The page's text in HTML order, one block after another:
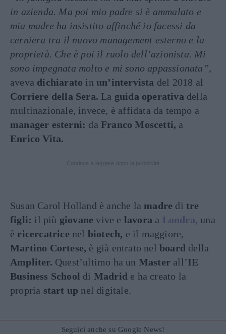
in azienda. Ma poi mio padre si è ammalato e
mia madre ha insistito affinché io facessi da
cerniera tra il nuovo management esterno e la
proprietà. Che è poi il ruolo dell’azionista. Mi
sono impegnata molto e mi sono appassionata”,
aveva dichiarato inun’intervista del 2018 al
Corriere della Sera. La guida operativa della
multinazionale, invece, è affidata da tempo a
manager esterni: daFranco Moscetti, a
Enrico Vita.
Susan Carol Holland è anche la madre ditre
figli: il più giovane vive e lavora a Londra, una
è ricercatrice nel biotech, e il maggiore,
Martino Cortese, è già entrato nelboard della
Ampliter. Quest’ultimo ha un Master all’IE
Business School di Madrid e ha creato la
propria start up nel digitale.
Seguici anche su Google News!